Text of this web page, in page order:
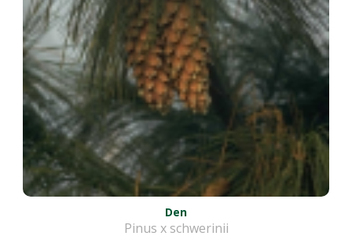
Den
Pinus x schwerinii